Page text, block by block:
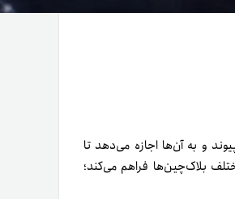
و به آن‌ها اجازه می‌دهد تا
بلاک‌چین‌ها فراهم می‌کند؛